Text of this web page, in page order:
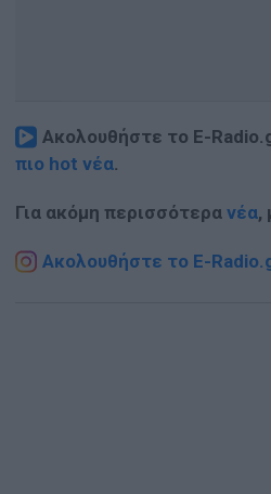
Ακολουθήστε το E-
πιο hot νέα.
Για ακόμη περισσότερα νέα,
Ακολουθήστε το E-